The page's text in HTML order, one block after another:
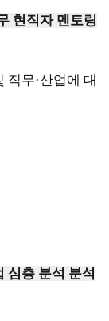
현직자 멘토링
직무·산업에 대
심층 분석 분석